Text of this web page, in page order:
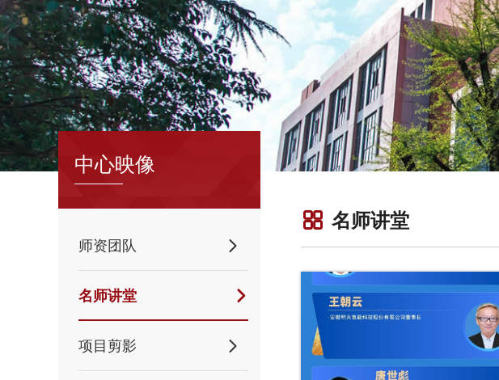
中心映像
师资团队 
名师讲堂 
项目剪影 
 名师讲堂